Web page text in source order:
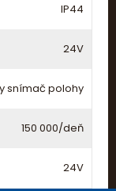
IP44
24V
snímač polohy
150 000/deň
24V